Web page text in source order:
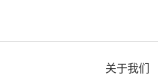
关于我们